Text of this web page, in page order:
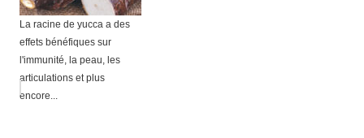
La racine de yucca a des
effets bénéfiques sur
l'immunité, la peau, les
articulations et plus
encore...